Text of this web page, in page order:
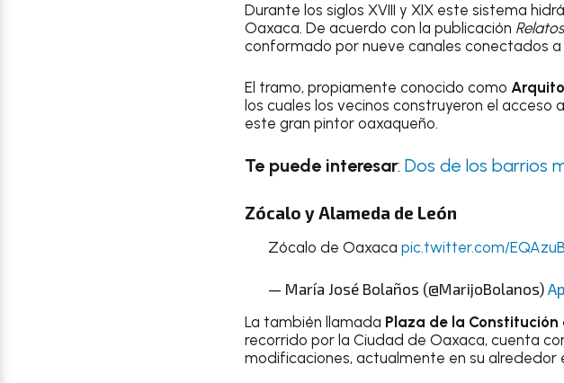
Durante los siglos XVIII y XIX este sistema
Oaxaca. De acuerdo con la publicación
conformado por nueve canales conectados a
El tramo, propiamente conocido como
los cuales los vecinos construyeron el acceso
este gran pintor oaxaqueño.
Te puede interesar: Dos de los barrios
Zócalo y Alameda de León
Zócalo de Oaxaca pic.twitter.com/
— María José Bolaños (@MarijoBolanos)
La también llamada Plaza de la Constitución
recorrido por la Ciudad de Oaxaca, cuenta
modificaciones, actualmente en su alrededor